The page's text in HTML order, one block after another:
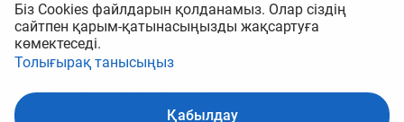
Біз Cookies файлдарын қолданамыз. Олар сіздің
сайтпен қарым-қатынасыңызды жақсартуға
көмектеседі.
Толығырақ танысыңыз
Қабылдау